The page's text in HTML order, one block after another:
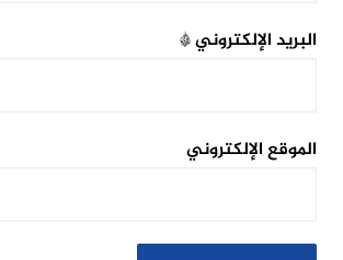
البريد الإلكتروني*
الموقع الإلكتروني